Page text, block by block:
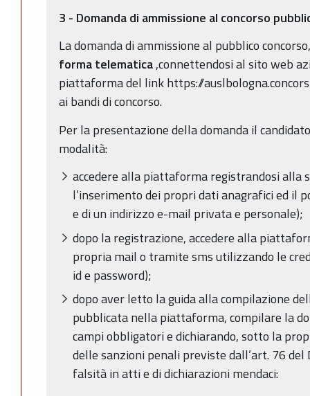
3 - Domanda di ammissione al concorso
La domanda di ammissione al pubblico
forma telematica,connettendosi al sito web
piattaforma del link https://
ai bandi di concorso.
Per la presentazione della domanda il
modalità:
accedere alla piattaforma registrandosi alla
l’inserimento dei propri dati anagrafici ed il
e di un indirizzo e-mail privata e personale);
dopo la registrazione, accedere alla
propria mail o tramite sms utilizzando le
id e password);
dopo aver letto la guida alla compilazione
pubblicata nella piattaforma, compilare la
campi obbligatori e dichiarando, sotto la
delle sanzioni penali previste dall’art. 76
falsità in atti e di dichiarazioni mendaci: